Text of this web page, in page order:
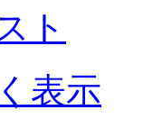
ト
表示